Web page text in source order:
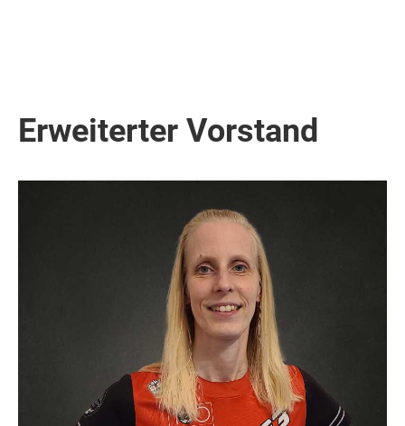
Erweiterter Vorstand